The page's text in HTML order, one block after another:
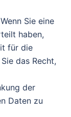
Sie eine
haben,
für die
das Recht,
der
Daten zu